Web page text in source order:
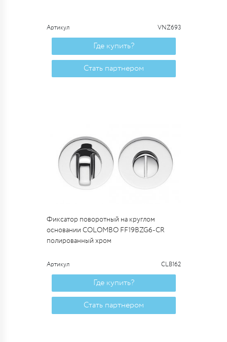
Артикул VNZ693
Где купить?
Стать партнером
Фиксатор поворотный на круглом
основании COLOMBO FF19BZG6-CR
полированный хром
Артикул CLB162
Где купить?
Стать партнером